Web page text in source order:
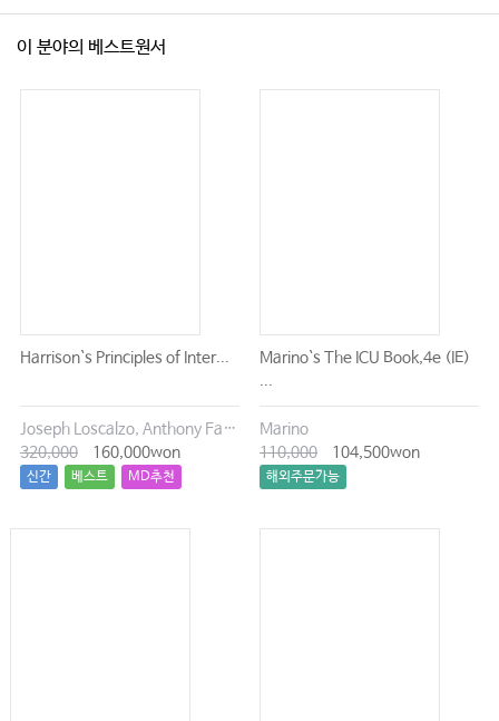
이 분야의 베스트원서
Harrison`s Principles of Inter...
Joseph Loscalzo, Anthony Fauci, Dennis Kasper, Stephen Hauser, Dan Longo, J. Larry Jameson
320,000
160,000won
신간 베스트 MD추천
Marino`s The ICU Book,4e (IE)
...
Marino
110,000
104,500won
해외주문가능